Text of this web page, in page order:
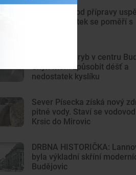
Motor na úvod přípravy
hned ve čtvrtek se poměří s
Sto mrtvých ryb v centru
Úhyn mohl způsobit déšť a
nedostatek kyslíku
Sever Písecka získá nový
pitné vody. Staví se
Krsic do Mirovic
DRBNA HISTORIČKA:
byla výkladní skříní
Budějovic